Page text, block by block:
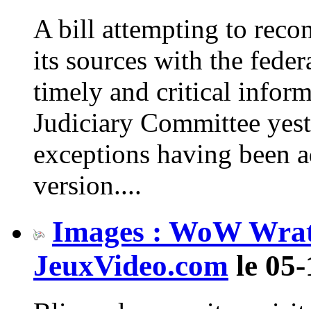
A bill attempting to
its sources with the
timely and critical
Judiciary Committee
exceptions having been
version....
Images : WoW
JeuxVideo.com le